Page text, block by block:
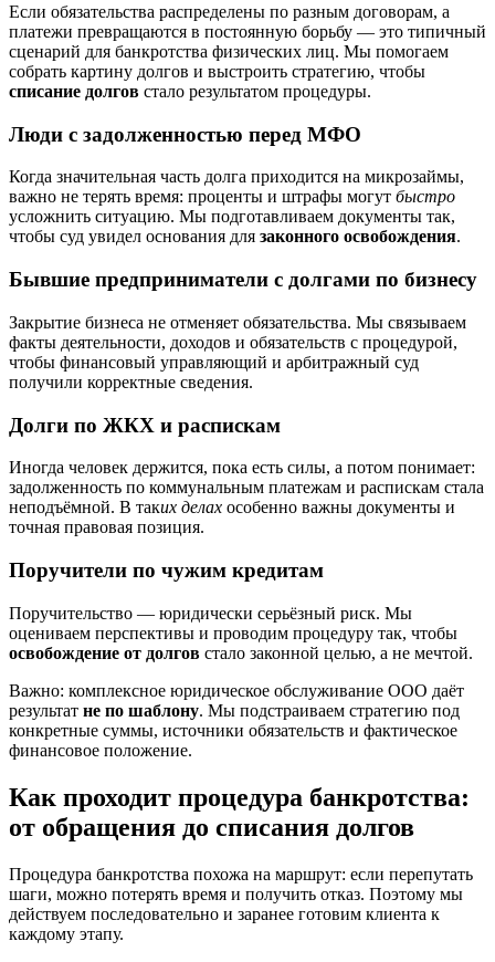
Если обязательства распределены по разным договорам, а
платежи превращаются в постоянную борьбу — это типичный
сценарий для банкротства физических лиц. Мы помогаем
собрать картину долгов и выстроить стратегию, чтобы
списание долгов стало результатом процедуры.
Люди с задолженностью перед МФО
Когда значительная часть долга приходится на микрозаймы,
важно не терять время: проценты и штрафы могут быстро
усложнить ситуацию. Мы подготавливаем документы так,
чтобы суд увидел основания для законного освобождения.
Бывшие предприниматели с долгами по бизнесу
Закрытие бизнеса не отменяет обязательства. Мы связываем
факты деятельности, доходов и обязательств с процедурой,
чтобы финансовый управляющий и арбитражный суд
получили корректные сведения.
Долги по ЖКХ и распискам
Иногда человек держится, пока есть силы, а потом понимает:
задолженность по коммунальным платежам и распискам стала
неподъёмной. В таких делах особенно важны документы и
точная правовая позиция.
Поручители по чужим кредитам
Поручительство — юридически серьёзный риск. Мы
оцениваем перспективы и проводим процедуру так, чтобы
освобождение от долгов стало законной целью, а не мечтой.
Важно: комплексное юридическое обслуживание ООО даёт
результат не по шаблону. Мы подстраиваем стратегию под
конкретные суммы, источники обязательств и фактическое
финансовое положение.
Как проходит процедура банкротства:
от обращения до списания долгов
Процедура банкротства похожа на маршрут: если перепутать
шаги, можно потерять время и получить отказ. Поэтому мы
действуем последовательно и заранее готовим клиента к
каждому этапу.